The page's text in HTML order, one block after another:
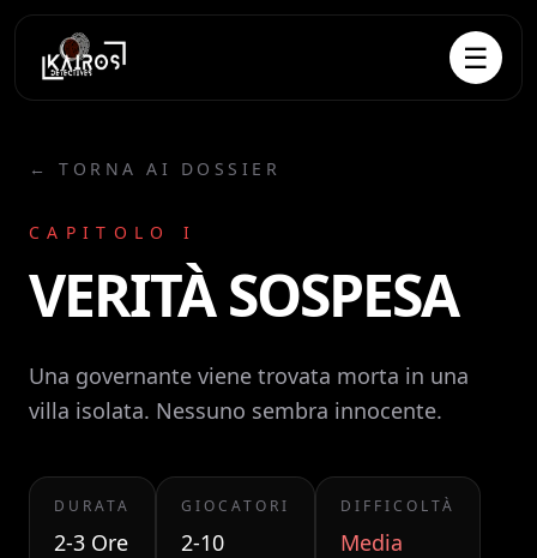
☰
← TORNA AI DOSSIER
CAPITOLO I
VERITÀ SOSPESA
Una governante viene trovata morta in una
villa isolata. Nessuno sembra innocente.
DURATA
2-3 Ore
GIOCATORI
2-10
DIFFICOLTÀ
Media